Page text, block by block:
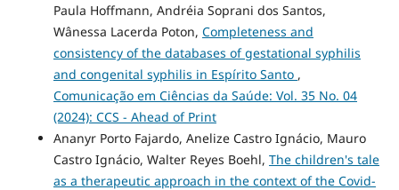
Paula Hoffmann, Andréia Soprani dos Santos,
Wânessa Lacerda Poton, Completeness and
consistency of the databases of gestational syphilis
and congenital syphilis in Espírito Santo ,
Comunicação em Ciências da Saúde: Vol. 35 No. 04
(2024): CCS - Ahead of Print
Ananyr Porto Fajardo, Anelize Castro Ignácio, Mauro
Castro Ignácio, Walter Reyes Boehl, The children's tale
as a therapeutic approach in the context of the Covid-